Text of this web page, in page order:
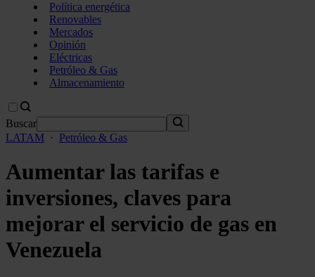
Política energética
Renovables
Mercados
Opinión
Eléctricas
Petróleo & Gas
Almacenamiento
Buscar
LATAM · Petróleo & Gas
Aumentar las tarifas e
inversiones, claves para
mejorar el servicio de gas en
Venezuela